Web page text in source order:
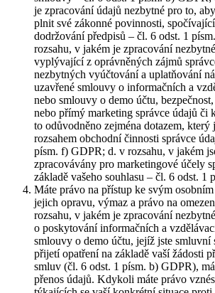
je zpracování údajů nezbytné pro to,
plnit své zákonné povinnosti,
dodržování předpisů – čl. 6 odst. 1
rozsahu, v jakém je zpracování
vyplývající z oprávněných zájmů
nezbytných vyúčtování a uplatňování
uzavřené smlouvy o informačních a
nebo smlouvy o demo účtu,
nebo přímý marketing správce údajů či
to odůvodněno zejména dotazem, který
rozsahem obchodní činnosti správce
písm. f) GDPR; d. v rozsahu, v jakém
zpracovávány pro marketingové účely
základě vašeho souhlasu – čl. 6 odst. 1
Máte právo na přístup ke svým
jejich opravu, výmaz a právo na
rozsahu, v jakém je zpracování
o poskytování informačních a
smlouvy o demo účtu, jejíž jste smluvní
přijetí opatření na základě vaší žádosti
smluv (čl. 6 odst. 1 písm. b) GDPR),
přenos údajů. Kdykoli máte právo